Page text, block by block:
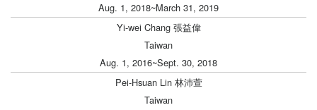
Aug. 1, 2018~March 31, 2019
Yi-wei Chang 張益偉
Taiwan
Aug. 1, 2016~Sept. 30, 2018
Pei-Hsuan Lin 林沛萱
Taiwan